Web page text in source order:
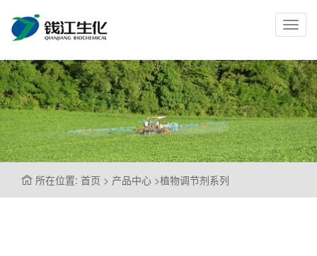
所在位置: 首页 > 产品中心 >植物调节剂系列